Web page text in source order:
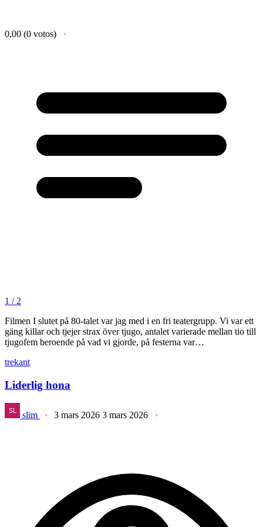
0,00 (0 votos)
1 / 2
Filmen I slutet på 80-talet var jag med i en fri teatergrupp. Vi var ett
gäng killar och tjejer strax över tjugo, antalet varierade mellan tio till
tjugofem beroende på vad vi gjorde, på festerna var…
trekant
Liderlig hona
slim 3 mars 2026 3 mars 2026